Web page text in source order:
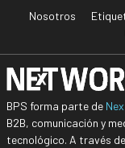
Nosotros
BPS forma parte de
B2B, comunicación y
tecnológico. A través